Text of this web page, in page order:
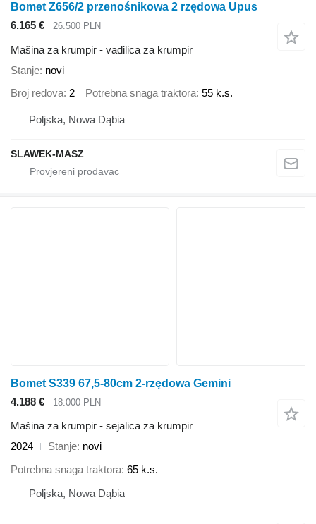
Bomet Z656/2 przenośnikowa 2 rzędowa Upus
6.165 €
26.500 PLN
Mašina za krumpir - vadilica za krumpir
Stanje novi
Broj redova 2 Potrebna snaga traktora 55 k.s.
Poljska, Nowa Dąbia
SLAWEK-MASZ
Bomet S339 67,5-80cm 2-rzędowa Gemini
4.188 €
18.000 PLN
Mašina za krumpir - sejalica za krumpir
2024
Stanje novi
Potrebna snaga traktora 65 k.s.
Poljska, Nowa Dąbia